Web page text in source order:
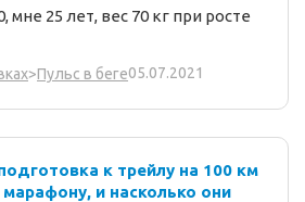
мне 25 лет, вес 70 кг при росте
>Пульс в беге05.07.2021
к трейлу на 100 км
и насколько они